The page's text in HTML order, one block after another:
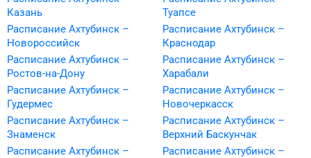
Казань
Расписание Ахтубинск –
Новороссийск
Расписание Ахтубинск –
Ростов-на-Дону
Расписание Ахтубинск –
Гудермес
Расписание Ахтубинск –
Знаменск
Расписание Ахтубинск –
Туапсе
Расписание Ахтубинск –
Краснодар
Расписание Ахтубинск –
Харабали
Расписание Ахтубинск –
Новочеркасск
Расписание Ахтубинск –
Верхний Баскунчак
Расписание Ахтубинск –